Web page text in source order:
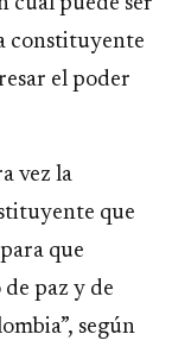
constituyente
el poder
vez la
que
que
paz y de
según